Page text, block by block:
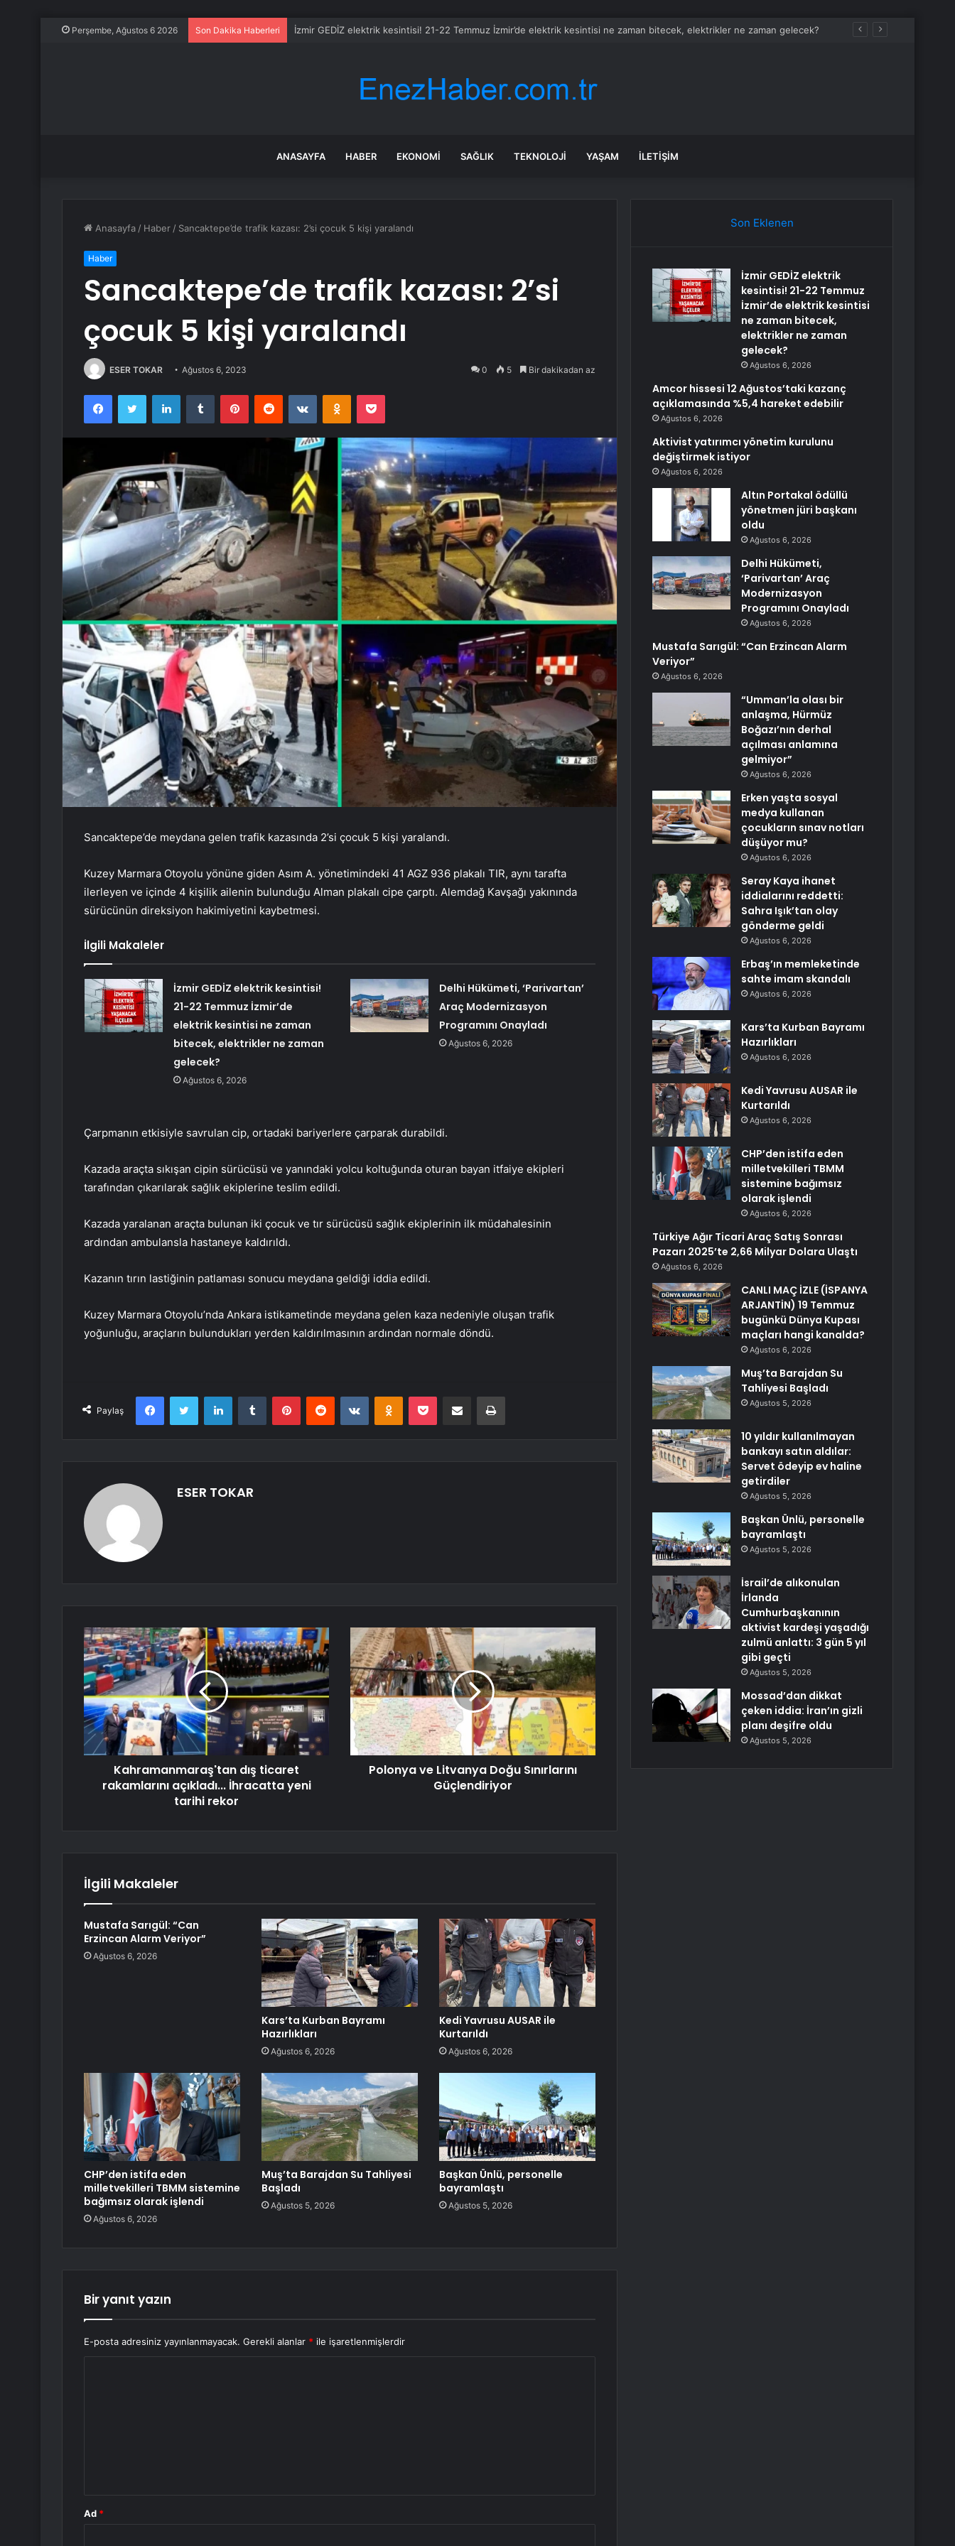
Perşembe, Ağustos 6 2026 Son Dakika Haberleri İzmir GEDİZ elektrik kesintisi! 21-22 Temmuz İzmir’de elektrik kesintisi ne zaman bitecek, elektrikler ne zaman gelecek?
ANASAYFA HABER EKONOMI SAĞLIK TEKNOLOJI YAŞAM İLETIŞIM
Anasayfa / Haber / Sancaktepe’de trafik kazası: 2’si çocuk 5 kişi yaralandı
Haber
Sancaktepe’de trafik kazası: 2’si
çocuk 5 kişi yaralandı
ESER TOKAR Ağustos 6, 2023 0 5 Bir dakikadan az
FacebookTwitter LinkedInTumblr PinterestReddit VKontakteOdnoklassniki
Pocket
Sancaktepe’de meydana gelen trafik kazasında 2’si çocuk 5 kişi yaralandı.
Kuzey Marmara Otoyolu yönüne giden Asım A. yönetimindeki 41 AGZ 936 plakalı TIR, aynı tarafta
ilerleyen ve içinde 4 kişilik ailenin bulunduğu Alman plakalı cipe çarptı. Alemdağ Kavşağı yakınında
sürücünün direksiyon hakimiyetini kaybetmesi.
İlgili Makaleler
İzmir GEDİZ elektrik kesintisi!
21-22 Temmuz İzmir’de
elektrik kesintisi ne zaman
bitecek, elektrikler ne zaman
gelecek?
Ağustos 6, 2026
Delhi Hükümeti, ‘Parivartan’
Araç Modernizasyon
Programını Onayladı
Ağustos 6, 2026
Çarpmanın etkisiyle savrulan cip, ortadaki bariyerlere çarparak durabildi.
Kazada araçta sıkışan cipin sürücüsü ve yanındaki yolcu koltuğunda oturan bayan itfaiye ekipleri
tarafından çıkarılarak sağlık ekiplerine teslim edildi.
Kazada yaralanan araçta bulunan iki çocuk ve tır sürücüsü sağlık ekiplerinin ilk müdahalesinin
ardından ambulansla hastaneye kaldırıldı.
Kazanın tırın lastiğinin patlaması sonucu meydana geldiği iddia edildi.
Kuzey Marmara Otoyolu’nda Ankara istikametinde meydana gelen kaza nedeniyle oluşan trafik
yoğunluğu, araçların bulundukları yerden kaldırılmasının ardından normale döndü.
Paylaş
FacebookTwitter LinkedInTumblr PinterestReddit VKontakteOdnoklassniki
Pocket E-Posta ile paylaş Yazdır
ESER TOKAR
Kahramanmaraş'tan dış ticaret
rakamlarını açıkladı... İhracatta yeni
tarihi rekor
Polonya ve Litvanya Doğu Sınırlarını
Güçlendiriyor
İlgili Makaleler
Mustafa Sarıgül: “Can
Erzincan Alarm Veriyor”
Ağustos 6, 2026
Kars’ta Kurban Bayramı
Hazırlıkları
Ağustos 6, 2026
Kedi Yavrusu AUSAR ile
Kurtarıldı
Ağustos 6, 2026
CHP’den istifa eden
milletvekilleri TBMM sistemine
bağımsız olarak işlendi
Ağustos 6, 2026
Muş’ta Barajdan Su Tahliyesi
Başladı
Ağustos 5, 2026
Başkan Ünlü, personelle
bayramlaştı
Ağustos 5, 2026
Bir yanıt yazın
E-posta adresiniz yayınlanmayacak. Gerekli alanlar * ile işaretlenmişlerdir
Ad *
Son Eklenen
İzmir GEDİZ elektrik
kesintisi! 21-22 Temmuz
İzmir’de elektrik kesintisi
ne zaman bitecek,
elektrikler ne zaman
gelecek?
Ağustos 6, 2026
Amcor hissesi 12 Ağustos’taki kazanç
açıklamasında %5,4 hareket edebilir
Ağustos 6, 2026
Aktivist yatırımcı yönetim kurulunu
değiştirmek istiyor
Ağustos 6, 2026
Altın Portakal ödüllü
yönetmen jüri başkanı
oldu
Ağustos 6, 2026
Delhi Hükümeti,
‘Parivartan’ Araç
Modernizasyon
Programını Onayladı
Ağustos 6, 2026
Mustafa Sarıgül: “Can Erzincan Alarm
Veriyor”
Ağustos 6, 2026
“Umman’la olası bir
anlaşma, Hürmüz
Boğazı’nın derhal
açılması anlamına
gelmiyor”
Ağustos 6, 2026
Erken yaşta sosyal
medya kullanan
çocukların sınav notları
düşüyor mu?
Ağustos 6, 2026
Seray Kaya ihanet
iddialarını reddetti:
Sahra Işık’tan olay
gönderme geldi
Ağustos 6, 2026
Erbaş’ın memleketinde
sahte imam skandalı
Ağustos 6, 2026
Kars’ta Kurban Bayramı
Hazırlıkları
Ağustos 6, 2026
Kedi Yavrusu AUSAR ile
Kurtarıldı
Ağustos 6, 2026
CHP’den istifa eden
milletvekilleri TBMM
sistemine bağımsız
olarak işlendi
Ağustos 6, 2026
Türkiye Ağır Ticari Araç Satış Sonrası
Pazarı 2025’te 2,66 Milyar Dolara Ulaştı
Ağustos 6, 2026
CANLI MAÇ İZLE (İSPANYA
ARJANTİN) 19 Temmuz
bugünkü Dünya Kupası
maçları hangi kanalda?
Ağustos 6, 2026
Muş’ta Barajdan Su
Tahliyesi Başladı
Ağustos 5, 2026
10 yıldır kullanılmayan
bankayı satın aldılar:
Servet ödeyip ev haline
getirdiler
Ağustos 5, 2026
Başkan Ünlü, personelle
bayramlaştı
Ağustos 5, 2026
İsrail’de alıkonulan
İrlanda
Cumhurbaşkanının
aktivist kardeşi yaşadığı
zulmü anlattı: 3 gün 5 yıl
gibi geçti
Ağustos 5, 2026
Mossad’dan dikkat
çeken iddia: İran’ın gizli
planı deşifre oldu
Ağustos 5, 2026